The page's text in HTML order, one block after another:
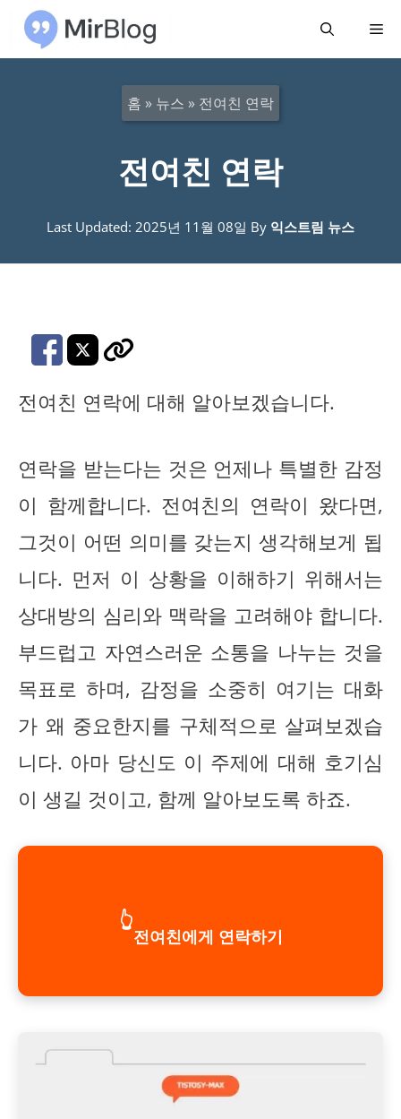
메
홈 » 뉴스 » 전여친 연락
전여친 연락
Last Updated: 2025년 11월 08일 By 익스트림 뉴스
전여친 연락에 대해 알아보겠습니다.
연락을 받는다는 것은 언제나 특별한 감정
이 함께합니다. 전여친의 연락이 왔다면,
그것이 어떤 의미를 갖는지 생각해보게 됩
니다. 먼저 이 상황을 이해하기 위해서는
상대방의 심리와 맥락을 고려해야 합니다.
부드럽고 자연스러운 소통을 나누는 것을
목표로 하며, 감정을 소중히 여기는 대화
가 왜 중요한지를 구체적으로 살펴보겠습
니다. 아마 당신도 이 주제에 대해 호기심
이 생길 것이고, 함께 알아보도록 하죠.
👆
전여친에게 연락하기